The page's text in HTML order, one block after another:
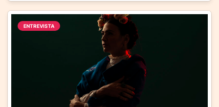
ENTREVISTA